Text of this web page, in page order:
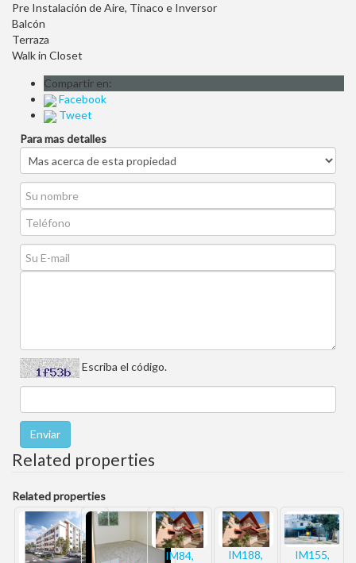
Pre Instalación de Aire, Tinaco e Inversor
Balcón
Terraza
Walk in Closet
Compartir en:
Facebook
Tweet
Para mas detalles
Escriba el código.
Related properties
Related properties
IM84,
IM188,
IM155,